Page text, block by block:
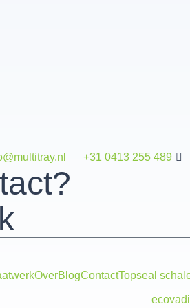
+31 0413 255 489
OverBlogContactTopseal